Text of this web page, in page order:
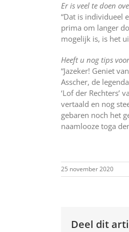
Er is veel te doen
“Dat is individueel
prima om langer
mogelijk is, is het
Heeft u nog tips
“Jazeker! Geniet
Asscher, de
‘Lof der Rechters’
vertaald en nog
gebaren noch het
naamlooze toga
25 november 2020
Deel dit